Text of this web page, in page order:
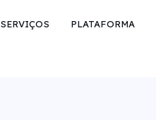
SERVIÇOS PLATAFORMA